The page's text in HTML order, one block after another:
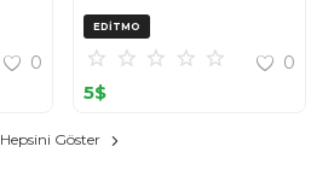
0
OpenCart 3 (ZIP)
EDITMO
0
5$
Hepsini Göster